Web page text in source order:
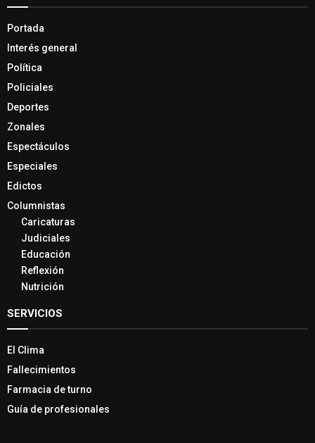
Portada
Interés general
Política
Policiales
Deportes
Zonales
Espectáculos
Especiales
Edictos
Columnistas
Caricaturas
Judiciales
Educación
Reflexión
Nutrición
SERVICIOS
El Clima
Fallecimientos
Farmacia de turno
Guía de profesionales